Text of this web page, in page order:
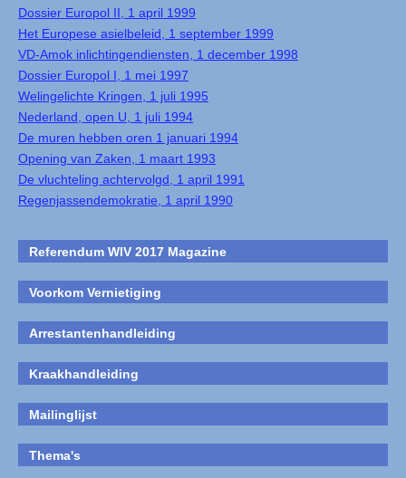
Dossier Europol II, 1 april 1999
Het Europese asielbeleid, 1 september 1999
VD-Amok inlichtingendiensten, 1 december 1998
Dossier Europol I, 1 mei 1997
Welingelichte Kringen, 1 juli 1995
Nederland, open U, 1 juli 1994
De muren hebben oren 1 januari 1994
Opening van Zaken, 1 maart 1993
De vluchteling achtervolgd, 1 april 1991
Regenjassendemokratie, 1 april 1990
Referendum WIV 2017 Magazine
Voorkom Vernietiging
Arrestantenhandleiding
Kraakhandleiding
Mailinglijst
Thema's